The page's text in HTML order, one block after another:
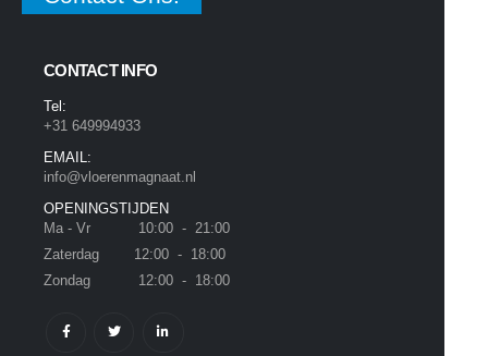
CONTACT INFO
Tel:
+31 649994933
EMAIL:
info@vloerenmagnaat.nl
OPENINGSTIJDEN
Ma - Vr 10:00 - 21:00
Zaterdag 12:00 - 18:00
Zondag 12:00 - 18:00